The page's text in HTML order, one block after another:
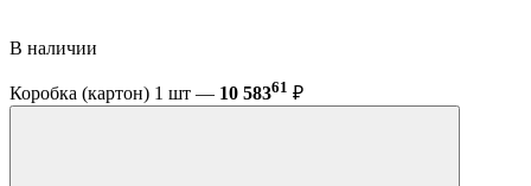
В наличии
Коробка (картон) 1 шт — 10 58361 ₽